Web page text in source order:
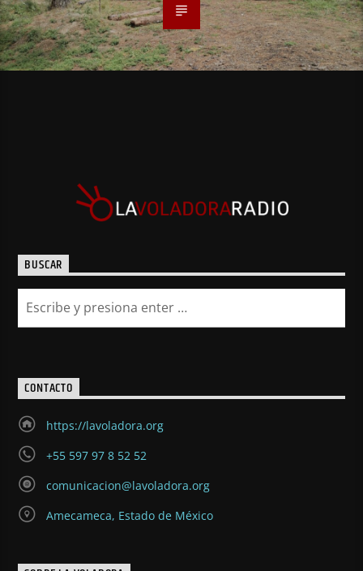
BUSCAR
CONTACTO
https://lavoladora.org
+55 597 97 8 52 52
comunicacion@lavoladora.org
Amecameca, Estado de México